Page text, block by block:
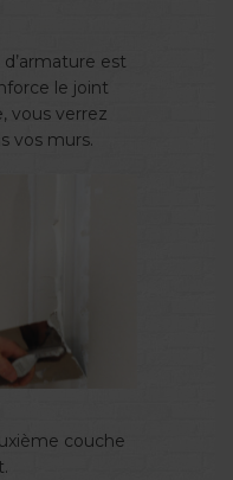
est
le joint
vous verrez
vos murs.
couche